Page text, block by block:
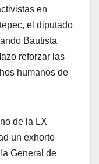
en
el diputado
Bautista
reforzar las
humanos de
de la LX
un exhorto
General de